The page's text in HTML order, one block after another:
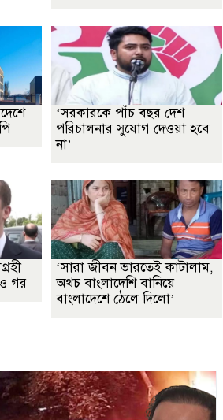
‘সরকারকে পাঁচ বছর দেশ
পরিচালনার সুযোগ দেওয়া হবে
না’
গর
‘সারা জীবন ভারতেই কাটালাম,
অথচ বাংলাদেশি বানিয়ে
বাংলাদেশে ঠেলে দিলো’